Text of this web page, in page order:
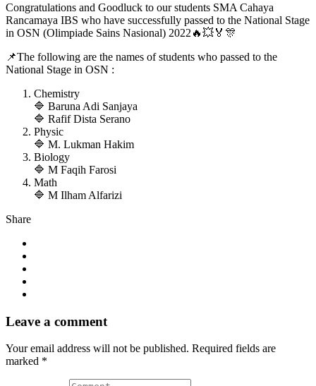
Congratulations and Goodluck to our students SMA Cahaya
Rancamaya IBS who have successfully passed to the National Stage
in OSN (Olimpiade Sains Nasional) 2022🔥💥🏅🎊
📌The following are the names of students who passed to the
National Stage in OSN :
Chemistry
🔷 Baruna Adi Sanjaya
🔷 Rafif Dista Serano
Physic
🔷 M. Lukman Hakim
Biology
🔷 M Faqih Farosi
Math
🔷 M Ilham Alfarizi
Share
Leave a comment
Your email address will not be published. Required fields are
marked *